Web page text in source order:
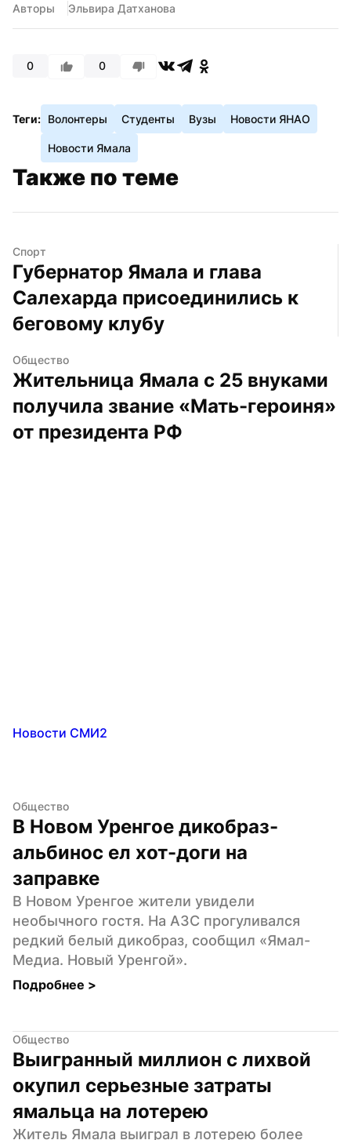
Авторы Эльвира Датханова
0 0
Теги: Волонтеры Студенты Вузы Новости ЯНАО
Новости Ямала
Также по теме
Спорт
Губернатор Ямала и глава
Салехарда присоединились к
беговому клубу
Общество
Жительница Ямала с 25 внуками
получила звание «Мать-героиня»
от президента РФ
Новости СМИ2
Общество
В Новом Уренгое дикобраз-
альбинос ел хот-доги на
заправке
В Новом Уренгое жители увидели
необычного гостя. На АЗС прогуливался
редкий белый дикобраз, сообщил «Ямал-
Медиа. Новый Уренгой».
Подробнее >
Общество
Выигранный миллион с лихвой
окупил серьезные затраты
ямальца на лотерею
Житель Ямала выиграл в лотерею более